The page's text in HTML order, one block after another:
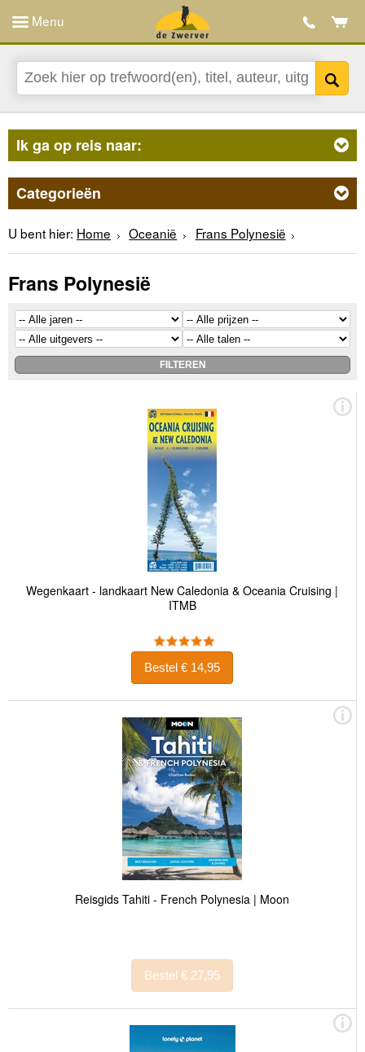
Menu
Ik ga op reis naar:
Categorieën
U bent hier: Home Oceanië Frans Polynesië
Frans Polynesië
Wegenkaart - landkaart New Caledonia & Oceania Cruising |
ITMB
Bestel € 14,95
Reisgids Tahiti - French Polynesia | Moon
Bestel € 27,95